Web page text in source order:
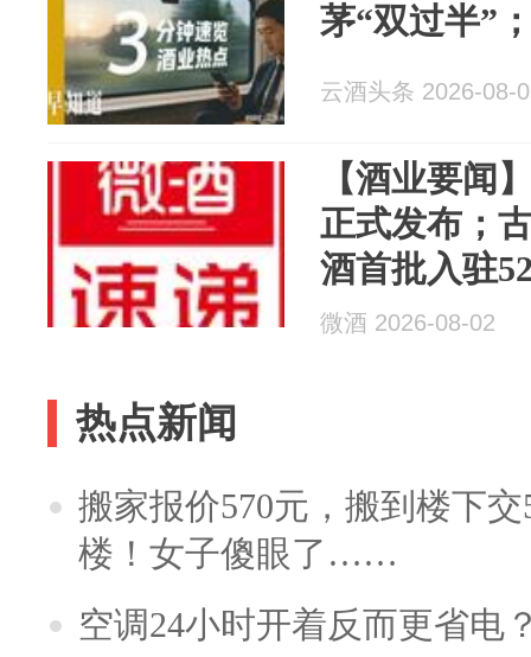
茅“双过半”
云酒头条 2026-08-
【酒业要闻
正式发布；
酒首批入驻
布局威士忌
微酒 2026-08-02
热点新闻
搬家报价570元，搬到楼下
楼！女子傻眼了……
空调24小时开着反而更省电